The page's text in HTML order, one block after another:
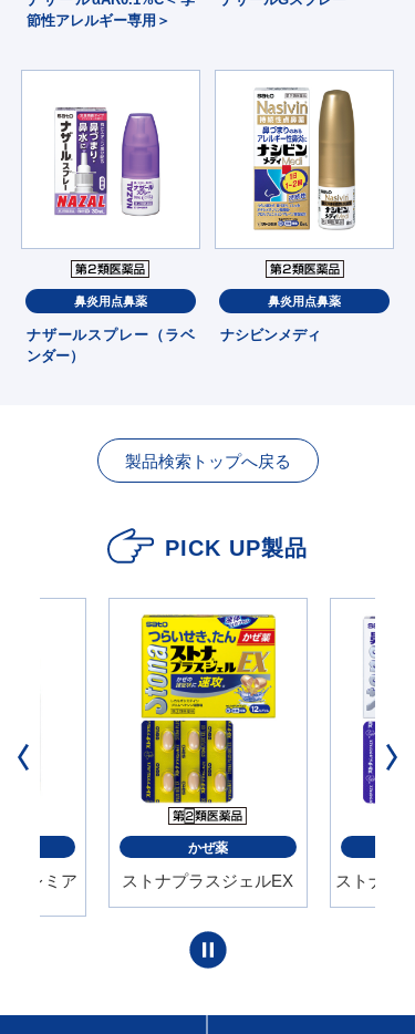
節性アレルギー専用＞
鼻炎用点鼻薬
ナザールスプレー（ラベ
ンダー）
鼻炎用点鼻薬
ナシビンメディ
製品検索トップへ戻る
PICK UP製品
プレミア
かぜ薬
ストナプラスジェルEX ストナジ